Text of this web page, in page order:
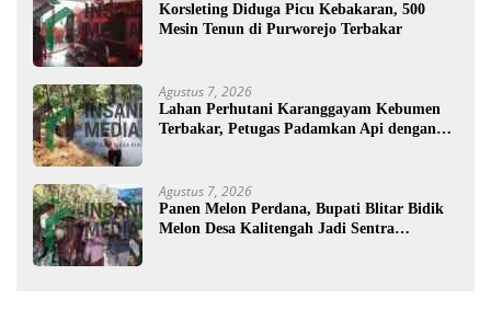
Korsleting Diduga Picu Kebakaran, 500
Mesin Tenun di Purworejo Terbakar
Agustus 7, 2026
Lahan Perhutani Karanggayam Kebumen
Terbakar, Petugas Padamkan Api dengan
Agustus 7, 2026
Panen Melon Perdana, Bupati Blitar Bidik
Melon Desa Kalitengah Jadi Sentra